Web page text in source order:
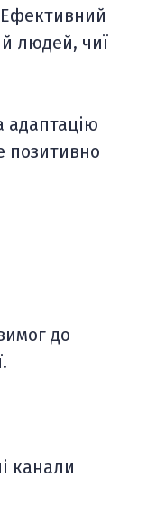
людей, чиї
адаптацію
позитивно
до
канали